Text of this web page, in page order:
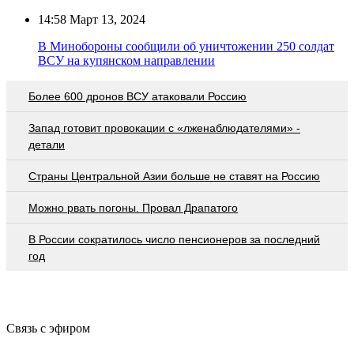
14:58 Март 13, 2024
В Минобороны сообщили об уничтожении 250 солдат
ВСУ на купянском направлении
Более 600 дронов ВСУ атаковали Россию
Запад готовит провокации с «лженаблюдателями» -
детали
Страны Центральной Азии больше не ставят на Россию
Можно рвать погоны. Провал Драпатого
В России сократилось число пенсионеров за последний
год
Связь с эфиром